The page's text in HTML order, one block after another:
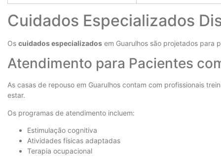
Cuidados Especializados
Os cuidados especializados em Guarulhos são projetados para
Atendimento para Pacientes
As casas de repouso em Guarulhos contam com profissionais
estar.
Os programas de atendimento incluem:
Estimulação cognitiva
Atividades físicas adaptadas
Terapia ocupacional